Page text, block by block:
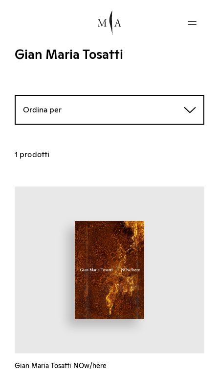
Gian Maria Tosatti
Ordina per
1 prodotti
Gian Maria Tosatti NOw/here